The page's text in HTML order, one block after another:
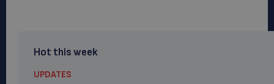
Hot this week
UPDATES